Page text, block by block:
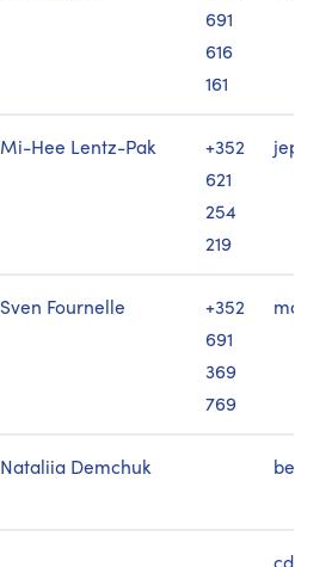
691
616
161
Mi-Hee Lentz-Pak
+352
621
254
219
Sven Fournelle
+352
691
369
769
Nataliia Demchuk